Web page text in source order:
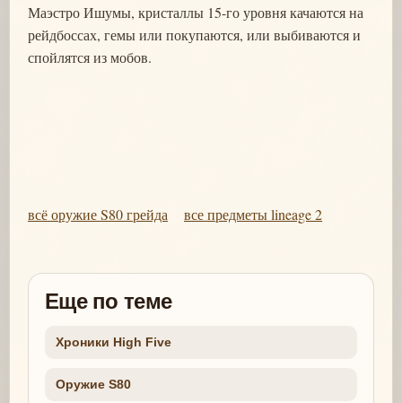
Маэстро Ишумы, кристаллы 15-го уровня качаются на
рейдбоссах, гемы или покупаются, или выбиваются и
спойлятся из мобов.
всё оружие S80 грейда все предметы lineage 2
Еще по теме
Хроники High Five
Оружие S80